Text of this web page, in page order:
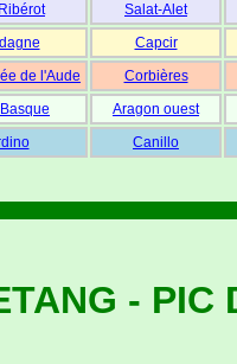
Salat-Alet
Capcir
de l'Aude Corbières
Aragon ouest
Canillo
- PIC